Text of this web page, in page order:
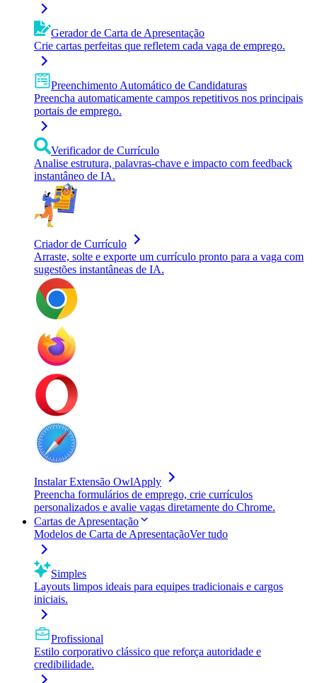
Gerador de Carta de Apresentação
Crie cartas perfeitas que refletem cada vaga de emprego.
Preenchimento Automático de Candidaturas
Preencha automaticamente campos repetitivos nos principais
portais de emprego.
Verificador de Currículo
Analise estrutura, palavras-chave e impacto com feedback
instantâneo de IA.
Criador de Currículo
Arraste, solte e exporte um currículo pronto para a vaga com
sugestões instantâneas de IA.
Instalar Extensão OwlApply
Preencha formulários de emprego, crie currículos
personalizados e avalie vagas diretamente do Chrome.
Cartas de Apresentação
Modelos de Carta de ApresentaçãoVer tudo
Simples
Layouts limpos ideais para equipes tradicionais e cargos
iniciais.
Profissional
Estilo corporativo clássico que reforça autoridade e
credibilidade.